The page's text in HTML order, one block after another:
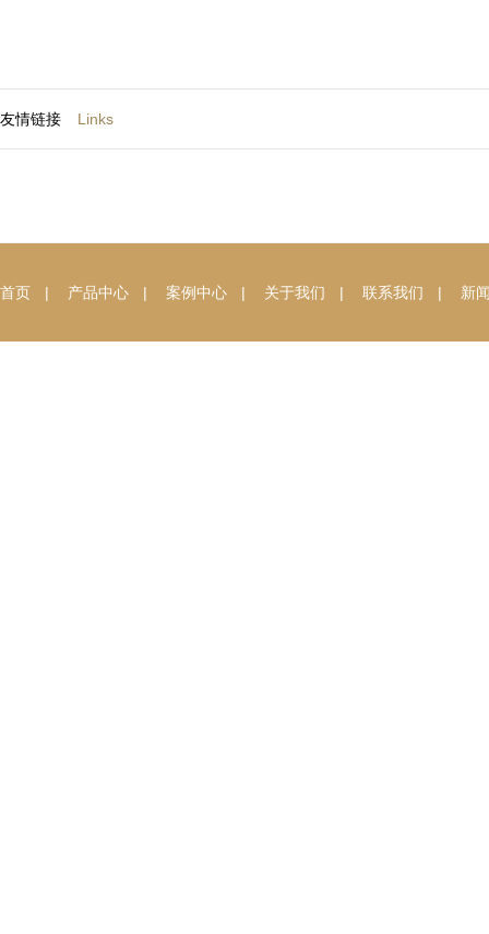
友情链接 Links
首页 | 产品中心 | 案例中心 | 关于我们 | 联系我们 | 新